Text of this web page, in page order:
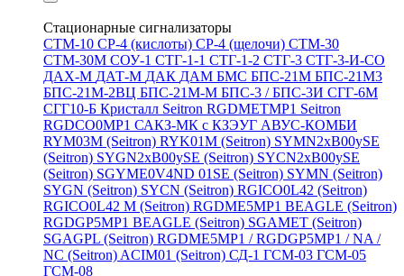
Стационарные сигнализаторы
СТМ-10 СР-4 (кислоты) СР-4 (щелочи) СТМ-30
СТМ-30М СОУ-1 СТГ-1-1 СТГ-1-2 СТГ-3 СТГ-3-И-CO
ДАХ-М ДАТ-М ДАК ДАМ БМС БПС-21М БПС-21М3
БПС-21М-2ВЦ БПС-21М-М БПС-3 / БПС-3И СГГ-6М
СГГ10-Б Кристалл Seitron RGDMETMP1 Seitron
RGDCO0MP1 САКЗ-МК с КЗЭУГ АВУС-КОМБИ
RYM03M (Seitron) RYK01M (Seitron) SYMN2хB00ySE
(Seitron) SYGN2xB00ySE (Seitron) SYCN2xB00ySE
(Seitron) SGYME0V4ND 01SE (Seitron) SYMN (Seitron)
SYGN (Seitron) SYCN (Seitron) RGICO0L42 (Seitron)
RGICO0L42 M (Seitron) RGDME5MP1 BEAGLE (Seitron)
RGDGP5MP1 BEAGLE (Seitron) SGAMET (Seitron)
SGAGPL (Seitron) RGDME5MP1 / RGDGP5MP1 / NA /
NC (Seitron) ACIM01 (Seitron) СД-1 ГСМ-03 ГСМ-05
ГСМ-08